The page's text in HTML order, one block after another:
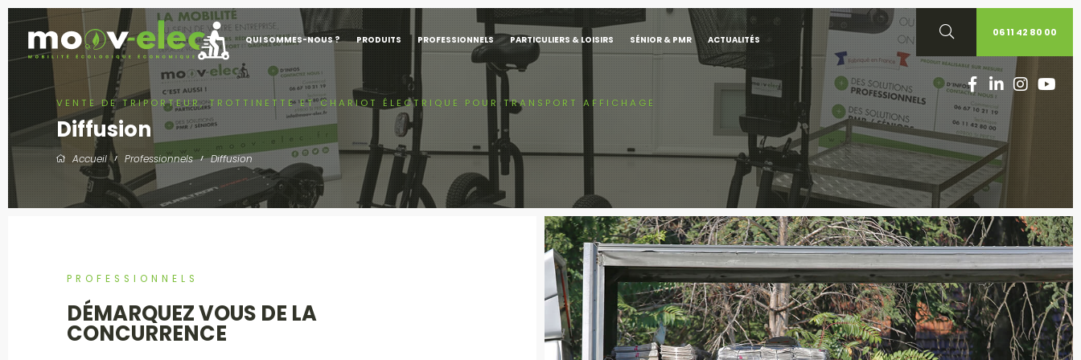
QUI SOMMES-NOUS ? PRODUITS PROFESSIONNELS PARTICULIERS & LOISIRS SÉNIOR & PMR ACTUALITÉS
06 11 42 80 00
VENTE DE TRIPORTEUR, TROTTINETTE ET CHARIOT ÉLECTRIQUE POUR TRANSPORT AFFICHAGE
Diffusion
Accueil Professionnels Diffusion
PROFESSIONNELS
DÉMARQUEZ VOUS DE LA
CONCURRENCE